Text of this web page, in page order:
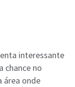
interessante
chance no
área onde